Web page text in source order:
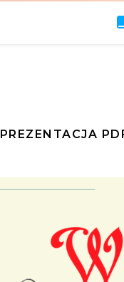
PREZENTACJA